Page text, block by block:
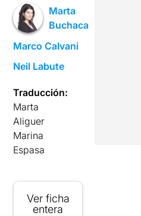
Marta
Buchaca
Marco Calvani
Neil Labute
Traducción:
Marta
Aliguer
Marina
Espasa
Ver ficha
entera